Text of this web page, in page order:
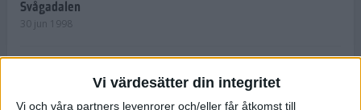
Vi värdesätter din integritet
Vi och våra partners levenrorer och/eller får åtkomst till
Svågadalen
30 jun 1998